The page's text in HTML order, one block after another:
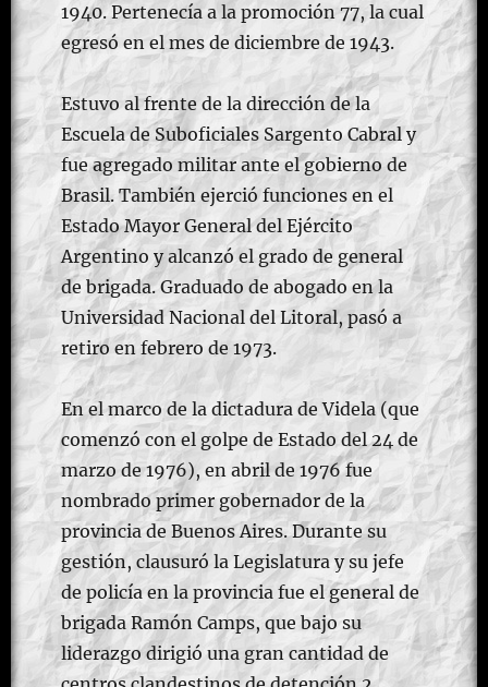
1940. Pertenecía a la promoción 77, la cual
egresó en el mes de diciembre de 1943.​
Estuvo al frente de la dirección de la
Escuela de Suboficiales Sargento Cabral y
fue agregado militar ante el gobierno de
Brasil. También ejerció funciones en el
Estado Mayor General del Ejército
Argentino y alcanzó el grado de general
de brigada. Graduado de abogado en la
Universidad Nacional del Litoral, pasó a
retiro en febrero de 1973.​
En el marco de la dictadura de Videla (que
comenzó con el golpe de Estado del 24 de
marzo de 1976), en abril de 1976 fue
nombrado primer gobernador de la
provincia de Buenos Aires. Durante su
gestión, clausuró la Legislatura y su jefe
de policía en la provincia fue el general de
brigada Ramón Camps, que bajo su
liderazgo dirigió una gran cantidad de